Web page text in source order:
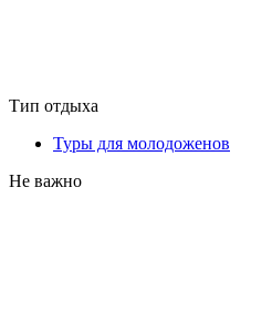
Тип отдыха
Туры для молодоженов
Не важно